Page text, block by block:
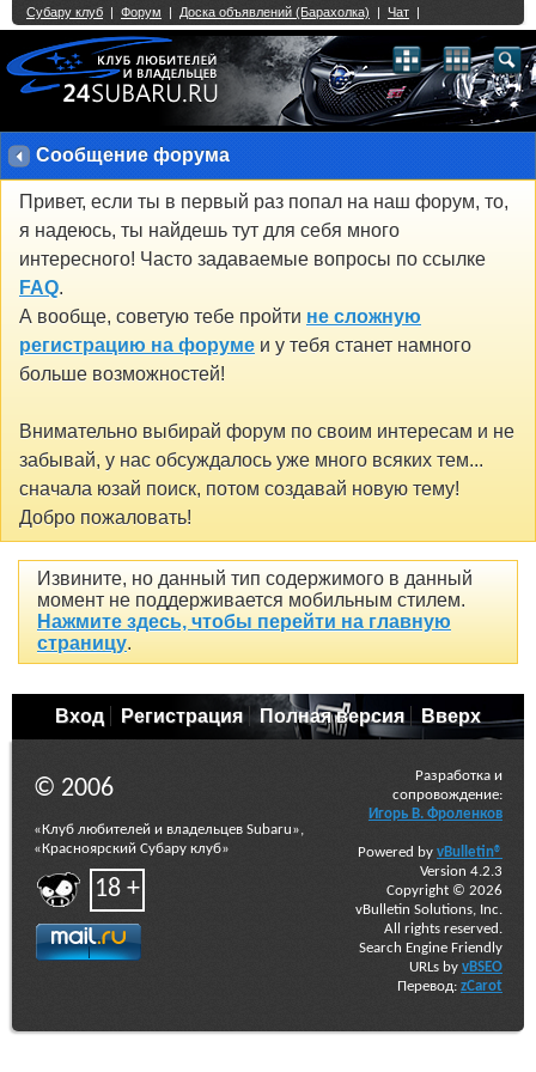
Сообщение форума
Привет, если ты в первый раз попал на наш форум, то,
я надеюсь, ты найдешь тут для себя много
интересного! Часто задаваемые вопросы по ссылке
FAQ.
А вообще, советую тебе пройти не сложную
регистрацию на форуме и у тебя станет намного
больше возможностей!
Внимательно выбирай форум по своим интересам и не
забывай, у нас обсуждалось уже много всяких тем...
сначала юзай поиск, потом создавай новую тему!
Добро пожаловать!
Извините, но данный тип содержимого в данный
момент не поддерживается мобильным стилем.
Нажмите здесь, чтобы перейти на главную
страницу.
Вход Регистрация Полная версия Вверх
© 2006
«Клуб любителей и владельцев Subaru»,
«Красноярский Субару клуб»
18 +
Разработка и
сопровождение:
Игорь В. Фроленков
Powered by vBulletin®
Version 4.2.3
Copyright © 2026
vBulletin Solutions, Inc.
All rights reserved.
Search Engine Friendly
URLs by vBSEO
Перевод: zCarot
Single Sign On provided byvBSSO
2 3 4 5 6 7 8 9 10 11 12 13 14 15 16 17 18 21 22 23 24 25 26
27 28 29 30 31 32 33 34 35 36 37 38 39 40 41 42 43